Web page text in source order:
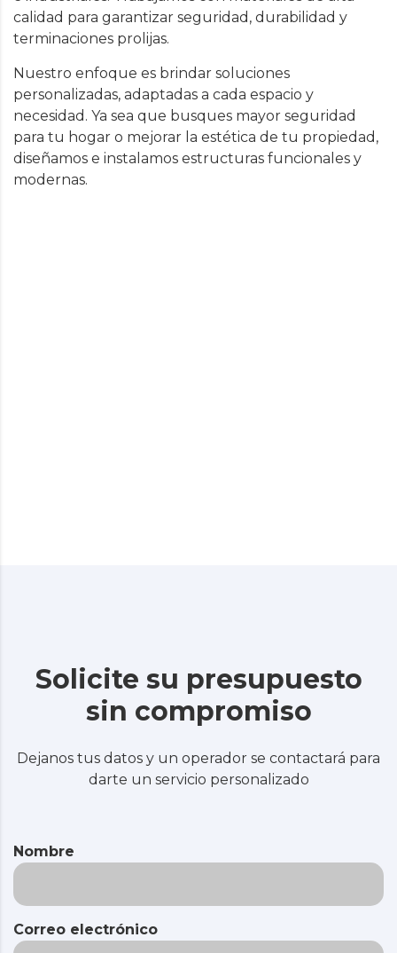
calidad para garantizar seguridad, durabilidad y
terminaciones prolijas.
Nuestro enfoque es brindar soluciones
personalizadas, adaptadas a cada espacio y
necesidad. Ya sea que busques mayor seguridad
para tu hogar o mejorar la estética de tu propiedad,
diseñamos e instalamos estructuras funcionales y
modernas.
Solicite su presupuesto
sin compromiso
Dejanos tus datos y un operador se contactará para
darte un servicio personalizado
Nombre
Correo electrónico